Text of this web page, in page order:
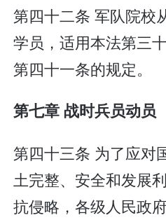
第四十二条 军队院校
学员，适用本法第三
第四十一条的规定。
第七章 战时兵员动员
第四十三条 为了应对
土完整、安全和发展
抗侵略，各级人民政